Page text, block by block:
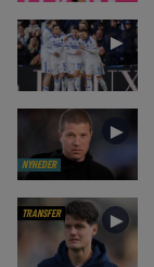
►
NYHEDER
►
TRANSFER ►